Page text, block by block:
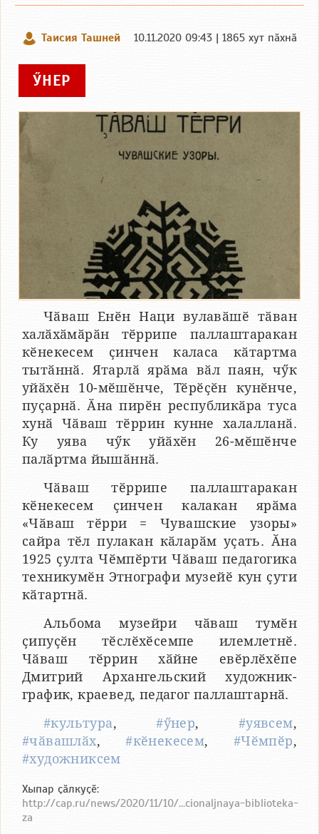
Таисия Ташней 10.11.2020 09:43 | 1865 хут пӑхнӑ
ӲНЕР
Чӑваш Енӗн Наци вулавӑшӗ тӑван
халӑхӑмӑрӑн тӗррипе паллаштаракан
кӗнекесем ҫинчен каласа кӑтартма
тытӑннӑ. Ятарлӑ ярӑма вӑл паян, чӳк
уйӑхӗн 10-мӗшӗнче, Тӗрӗҫӗн кунӗнче,
пуҫарнӑ. Ӑна пирӗн республикӑра туса
хунӑ Чӑваш тӗррин кунне халалланӑ.
Ку уява чӳк уйӑхӗн 26-мӗшӗнче
палӑртма йышӑннӑ.
Чӑваш тӗррипе паллаштаракан
кӗнекесем ҫинчен калакан ярӑма
«Чӑваш тӗрри = Чувашские узоры»
сайра тӗл пулакан кӑларӑм уҫать. Ӑна
1925 ҫулта Чӗмпӗрти Чӑваш педагогика
техникумӗн Этнографи музейӗ кун ҫути
кӑтартнӑ.
Альбома музейри чӑваш тумӗн
ҫипуҫӗн тӗслӗхӗсемпе илемлетнӗ.
Чӑваш тӗррин хӑйне евӗрлӗхӗпе
Дмитрий Архангельский художник-
график, краевед, педагог паллаштарнӑ.
#культура,#ӳнер, #уявсем,
#чӑвашлӑх,#кӗнекесем, #Чӗмпӗр,
#художниксем
Хыпар ҫӑлкуҫӗ:
http://cap.ru/news/2020/11/10/...cionaljnaya-biblioteka-
za